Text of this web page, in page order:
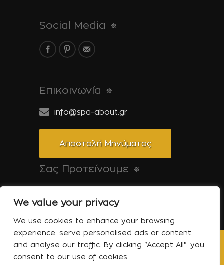
We value your privacy
We use cookies to enhance your browsing
experience, serve personalised ads or content,
and analyse our traffic. By clicking "Accept All", you
consent to our use of cookies.
Social Media
Επικοινωνία
info@spa-about.gr
Αποστολή Μηνύματος
Σας Προτείνουμε
Tinos-About.gr: Ανακαλύψτε την Τήνο
Copyright © 2014 Spa About | All Rights
Reserved | Powered by Shell-iT